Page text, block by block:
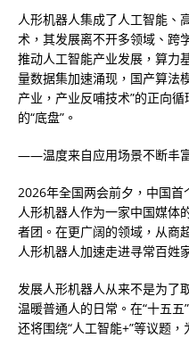
人形机器人集成了人工智能、
术，其发展离不开多领域、跨
推动人工智能产业发展，算力
量数据集加速涌现，国产算法
产业，产业反哺技术”的正向
的“底盘”。
——温度来自应用场景不断丰
2026年全国两会前夕，中国首
人形机器人作为一家中国媒体
者团。在更广阔的领域，从商
人形机器人加速走进寻常百姓
发展人形机器人从来不是为了
温暖普通人的日常。在“十五
还将围绕“人工智能+”等议题